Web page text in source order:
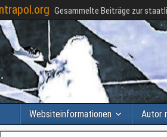
Gesammelte Beiträge zur
Websiteinformationen Autor